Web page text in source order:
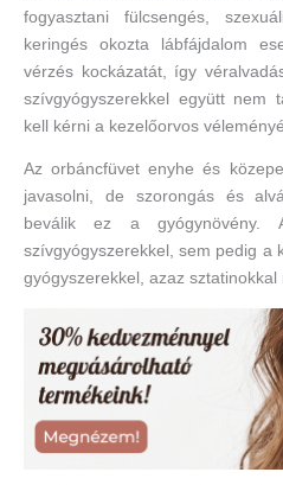
fogyasztani fülcsengés,
keringés okozta lábfájdalom
vérzés kockázatát, így
szívgyógyszerekkel együtt nem
kell kérni a kezelőorvos
Az orbáncfüvet enyhe és
javasolni, de szorongás és
beválik ez a gyógynövény.
szívgyógyszerekkel, sem pedig a
gyógyszerekkel, azaz